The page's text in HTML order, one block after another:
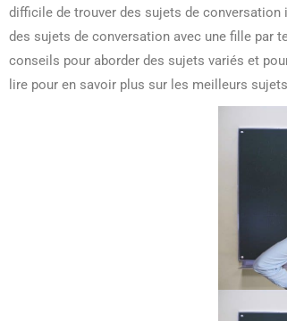
difficile de trouver des sujets de
des sujets de conversation avec une fille par
conseils pour aborder des sujets variés et
lire pour en savoir plus sur les meilleurs